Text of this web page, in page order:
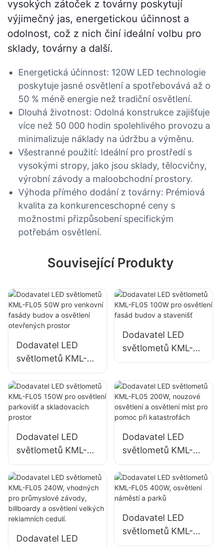
vysokých zátoček z továrny poskytují
výjimečný jas, energetickou účinnost a
odolnost, což z nich činí ideální volbu pro
sklady, továrny a další.
Energetická účinnost: 120W LED technologie
poskytuje jasné osvětlení a spotřebovává až o
50 % méně energie než tradiční osvětlení.
Dlouhá životnost: Odolná konstrukce zajišťuje
více než 50 000 hodin spolehlivého provozu a
minimalizuje náklady na údržbu a výměnu.
Všestranné použití: Ideální pro prostředí s
vysokými stropy, jako jsou sklady, tělocvičny,
výrobní závody a maloobchodní prostory.
Výhoda přímého dodání z továrny: Prémiová
kvalita za konkurenceschopné ceny s
možnostmi přizpůsobení specifickým
potřebám osvětlení.
Související Produkty
Dodavatel LED
světlometů KML-
FL05 50W pro
venkovní fasády
budov a osvětlení
otevřených prostor
Dodavatel LED
světlometů KML-
FL05 100W pro
budov a stavenišť
Dodavatel LED
světlometů KML-
FL05 150W pro
osvětlení parkovišť
a skladovacích
prostor
Dodavatel LED
světlometů KML-
FL05 200W,
nouzové osvětlení
a osvětlení míst pro
pomoc při
katastrofách
Dodavatel LED
Dodavatel LED
světlometů KML-
FL05 400W,